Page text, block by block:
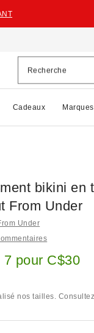
Cadeaux Marques
bikini en
From Under
Under
7 pour C$30
nos tailles.